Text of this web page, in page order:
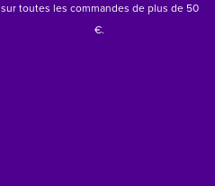
sur toutes les commandes de plus de 50
€.